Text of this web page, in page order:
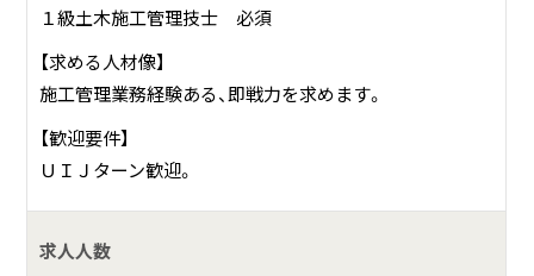
１級土木施工管理技士 必須
【求める人材像】
施工管理業務経験ある、即戦力を求めます。
【歓迎要件】
ＵＩＪターン歓迎。
求人人数